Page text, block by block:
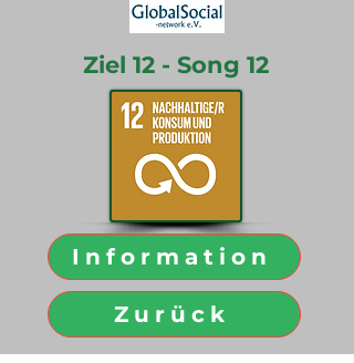
Ziel 12 - Song 12
Information
Zurück